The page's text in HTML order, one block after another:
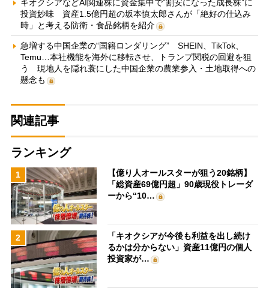
キオクシアなどAI関連株に資金集中で“割安になった成長株”に
投資妙味 資産1.5億円超の坂本慎太郎さんが「絶好の仕込み
時」と考える防衛・食品銘柄を紹介
急増する中国企業の“国籍ロンダリング” SHEIN、TikTok、
Temu…本社機能を海外に移転させ、トランプ関税の回避を狙
う 現地人を隠れ蓑にした中国企業の農業参入・土地取得への
懸念も
関連記事
ランキング
1
【億り人オールスターが狙う20銘柄】
「総資産69億円超」90歳現役トレーダ
ーから“10…
2
「キオクシアが今後も利益を出し続け
るかは分からない」資産11億円の個人
投資家が…